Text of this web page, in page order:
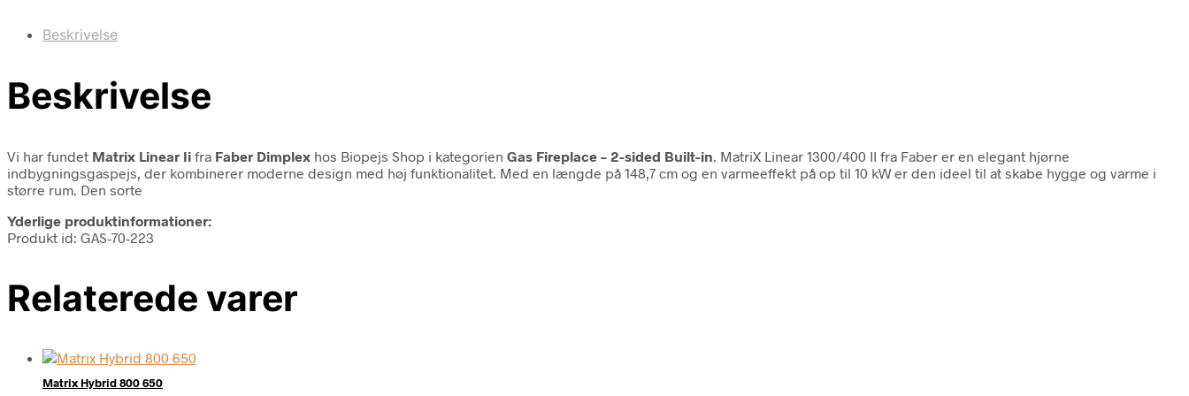
Beskrivelse
Beskrivelse
Vi har fundet Matrix Linear Ii fra Faber Dimplex hos Biopejs Shop i kategorien Gas Fireplace – 2-sided Built-in . MatriX Linear 1300/400 II fra Faber er en elegant hjørne
indbygningsgaspejs, der kombinerer moderne design med høj funktionalitet. Med en længde på 148,7 cm og en varmeeffekt på op til 10 kW er den ideel til at skabe hygge og varme i
større rum. Den sorte
Yderlige produktinformationer:
Produkt id: GAS-70-223
Relaterede varer
Matrix Hybrid 800 650